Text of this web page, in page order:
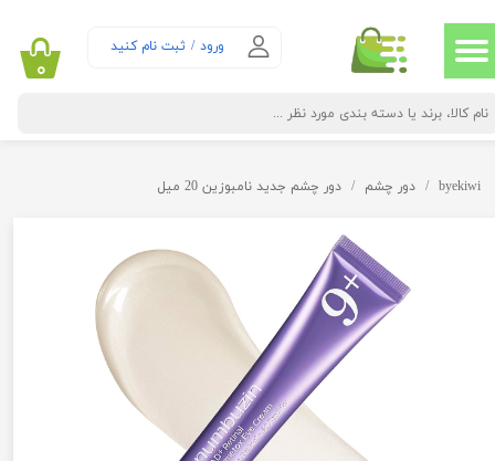
ورود / ثبت نام کنید
حساب کاربری من
خروج از حساب کاربری
۰
byekiwi دور چشم دور چشم جدید نامبوزین 20 میل